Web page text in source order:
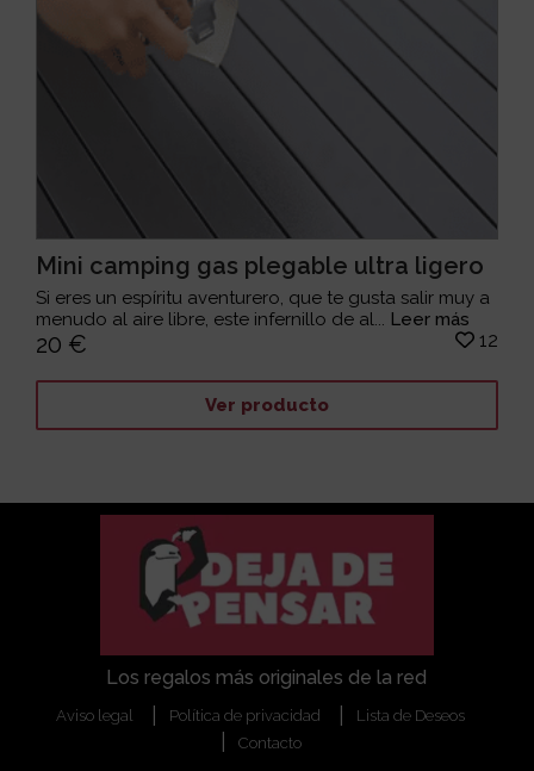
Mini camping gas plegable ultra ligero
Si eres un espíritu aventurero, que te gusta salir muy a
menudo al aire libre, este infernillo de al... Leer más
20 € 12
Ver producto
Los regalos más originales de la red
Aviso legal Política de privacidad
Lista de Deseos
Contacto